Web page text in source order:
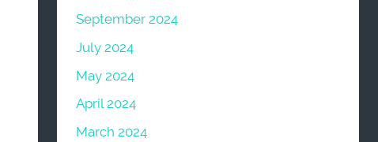
September 2024
July 2024
May 2024
April 2024
March 2024